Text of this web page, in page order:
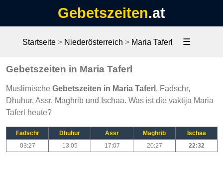
Gebetszeiten.at
Startseite > Niederösterreich > Maria Taferl ☰
Gebetszeiten in Maria Taferl
Muslimische Gebetszeiten in Maria Taferl , Fadschr,
Dhuhur, Assr, Maghrib und Ischaa. Was ist die vaktija Maria
Taferl heute?
Fadschr Dhuhur Assr Maghrib
Ischaa
03:27
13:05 17:07 20:27 22:32